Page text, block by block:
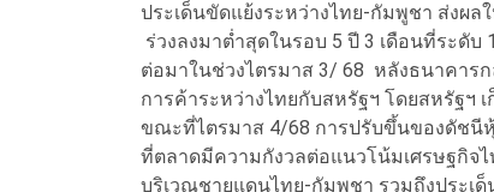
ประเด็นขัดแย้งระหว่างไทย-กัมพูชา ส่งผ
ร่วงลงมาต่ำสุดในรอบ 5 ปี 3 เดือนที่ระดับ
ต่อมาในช่วงไตรมาส 3/ 68 หลังธนาคาร
การค้าระหว่างไทยกับสหรัฐฯ โดยสหรัฐฯ เ
ขณะที่ไตรมาส 4/68 การปรับขึ้นของดัชนี
ที่ตลาดมีความกังวลต่อแนวโน้มเศรษฐกิจ
บริเวณชายแดนไทย-กัมพูชา รวมถึงประเด็